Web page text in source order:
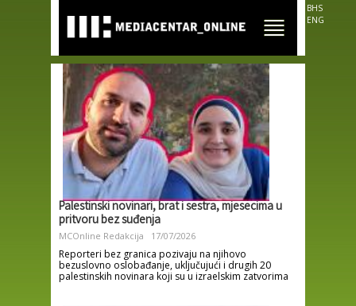
main
content
BHS
ENG
Palestinski novinari, brat i sestra, mjesecima u
pritvoru bez suđenja
MCOnline Redakcija 17/07/2026
Reporteri bez granica pozivaju na njihovo
bezuslovno oslobađanje, uključujući i drugih 20
palestinskih novinara koji su u izraelskim zatvorima